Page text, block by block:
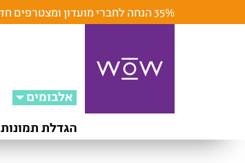
35% הנחה לחברי מועדון ומצטרפים חדשים |
אלבומים
הגדלת תמונות